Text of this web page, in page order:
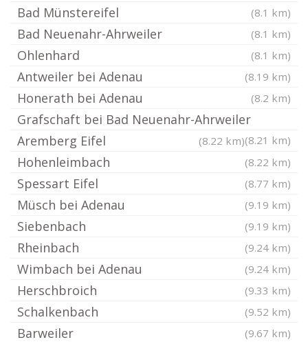
Bad Münstereifel (8.1 km)
Bad Neuenahr-Ahrweiler (8.1 km)
Ohlenhard (8.1 km)
Antweiler bei Adenau (8.19 km)
Honerath bei Adenau (8.2 km)
Grafschaft bei Bad Neuenahr-Ahrweiler
(8.21 km)
Aremberg Eifel (8.22 km)
Hohenleimbach (8.22 km)
Spessart Eifel (8.77 km)
Müsch bei Adenau (9.19 km)
Siebenbach (9.19 km)
Rheinbach (9.24 km)
Wimbach bei Adenau (9.24 km)
Herschbroich (9.33 km)
Schalkenbach (9.52 km)
Barweiler (9.67 km)